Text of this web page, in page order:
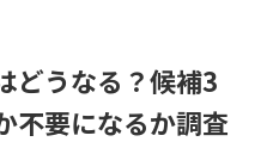
どうなる？候補3
不要になるか調査